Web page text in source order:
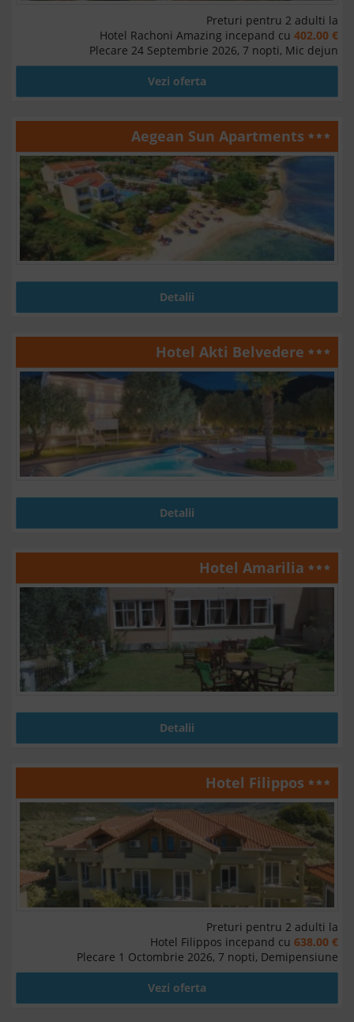
Preturi pentru 2 adulti la
Hotel Rachoni Amazing incepand cu 402.00 €
Plecare 24 Septembrie 2026, 7 nopti, Mic dejun
Vezi oferta
Aegean Sun Apartments
Detalii
Hotel Akti Belvedere
Detalii
Hotel Amarilia
Detalii
Hotel Filippos
Preturi pentru 2 adulti la
Hotel Filippos incepand cu 638.00 €
Plecare 1 Octombrie 2026, 7 nopti, Demipensiune
Vezi oferta